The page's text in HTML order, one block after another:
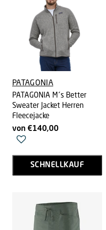
PATAGONIA
PATAGONIA M´s Better
Sweater Jacket Herren
Fleecejacke
von €140,00
SCHNELLKAUF